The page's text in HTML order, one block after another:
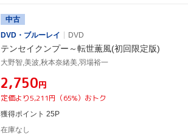
中古
DVD・ブルーレイ
DVD
テンセイクンプー～転世薫風(初回限定版)
大野智,美波,秋本奈緒美,羽場裕一
¥2,750円
定価より5,211円（65%）おトク
獲得ポイント 25P
在庫なし